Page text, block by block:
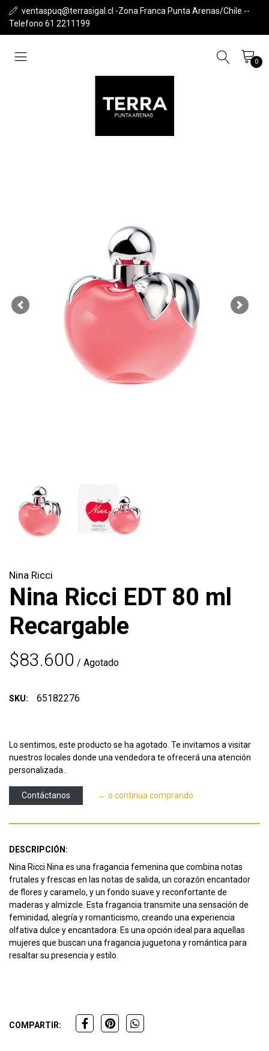
ventaspuq@terrasigal.cl -Zona Franca Punta Arenas/Chile --
Telefono 61 2211199
0
Previous Next
Nina Ricci
Nina Ricci EDT 80 ml
Recargable
$83.600 / Agotado
SKU: 65182276
Lo sentimos, este producto se ha agotado. Te invitamos a visitar
nuestros locales donde una vendedora te ofrecerá una atención
personalizada..
Contáctanos ← o continua comprando
DESCRIPCIÓN:
Nina Ricci Nina es una fragancia femenina que combina notas
frutales y frescas en las notas de salida, un corazón encantador
de flores y caramelo, y un fondo suave y reconfortante de
maderas y almizcle. Esta fragancia transmite una sensación de
feminidad, alegría y romanticismo, creando una experiencia
olfativa dulce y encantadora. Es una opción ideal para aquellas
mujeres que buscan una fragancia juguetona y romántica para
resaltar su presencia y estilo.
COMPARTIR: